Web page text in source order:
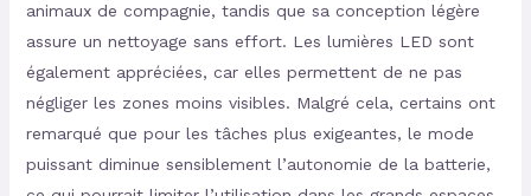
animaux de compagnie, tandis que sa conception légère
assure un nettoyage sans effort. Les lumières LED sont
également appréciées, car elles permettent de ne pas
négliger les zones moins visibles. Malgré cela, certains ont
remarqué que pour les tâches plus exigeantes, le mode
puissant diminue sensiblement l’autonomie de la batterie,